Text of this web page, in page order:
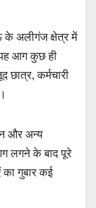
के अलीगंज क्षेत्र में
आग कुछ ही
कर्मचारी
और अन्य
लगने के बाद पूरे
गुबार कई